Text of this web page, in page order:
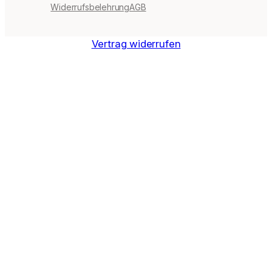
WiderrufsbelehrungAGB
Vertrag widerrufen